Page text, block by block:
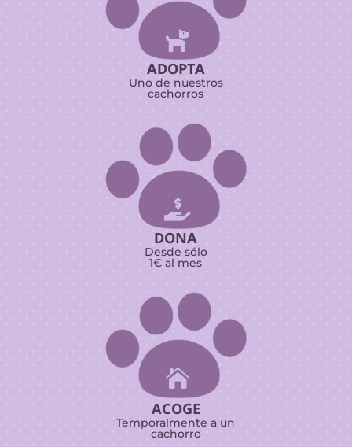

ADOPTA
Uno de nuestros
cachorros

DONA
Desde sólo
1€ al mes

ACOGE
Temporalmente a un
cachorro